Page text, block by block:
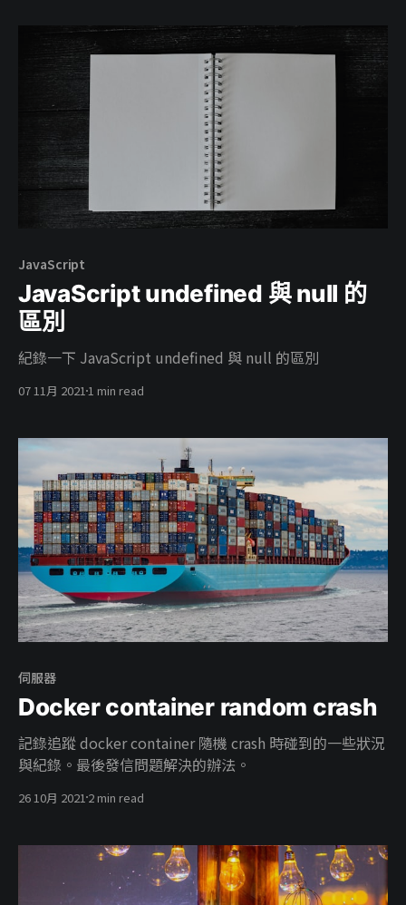
JavaScript
JavaScript undefined 與 null 的
區別
紀錄一下 JavaScript undefined 與 null 的區別
07 11月 20211 min read
伺服器
Docker container random crash
記錄追蹤 docker container 隨機 crash 時碰到的一些狀況
與紀錄。最後發信問題解決的辦法。
26 10月 2021 2 min read